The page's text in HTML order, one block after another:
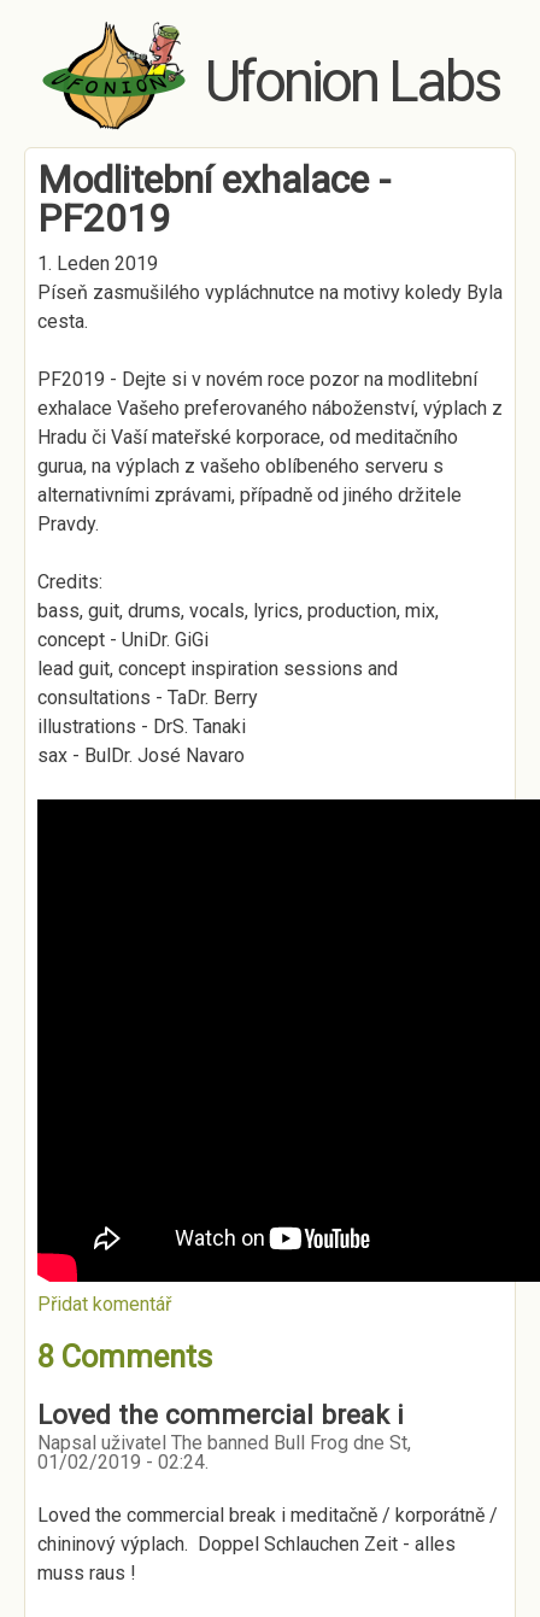
Skip to main content
Ufonion Labs
Modlitební exhalace -
PF2019
1. Leden 2019
Píseň zasmušilého vypláchnutce na motivy koledy Byla
cesta.
PF2019 - Dejte si v novém roce pozor na modlitební
exhalace Vašeho preferovaného náboženství, výplach z
Hradu či Vaší mateřské korporace, od meditačního
gurua, na výplach z vašeho oblíbeného serveru s
alternativními zprávami, případně od jiného držitele
Pravdy.
Credits:
bass, guit, drums, vocals, lyrics, production, mix,
concept - UniDr. GiGi
lead guit, concept inspiration sessions and
consultations - TaDr. Berry
illustrations - DrS. Tanaki
sax - BulDr. José Navaro
Přidat komentář
8 Comments
Loved the commercial break i
Napsal uživatel The banned Bull Frog dne St,
01/02/2019 - 02:24.
Loved the commercial break i meditačně / korporátně /
chininový výplach. Doppel Schlauchen Zeit - alles
muss raus !